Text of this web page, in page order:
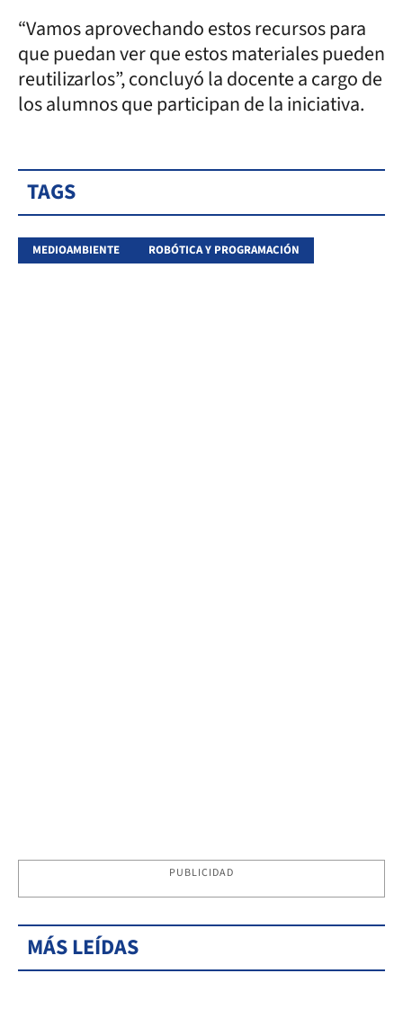
“Vamos aprovechando estos recursos para
que puedan ver que estos materiales pueden
reutilizarlos”, concluyó la docente a cargo de
los alumnos que participan de la iniciativa.
TAGS
MEDIOAMBIENTE ROBÓTICA Y PROGRAMACIÓN
PUBLICIDAD
MÁS LEÍDAS